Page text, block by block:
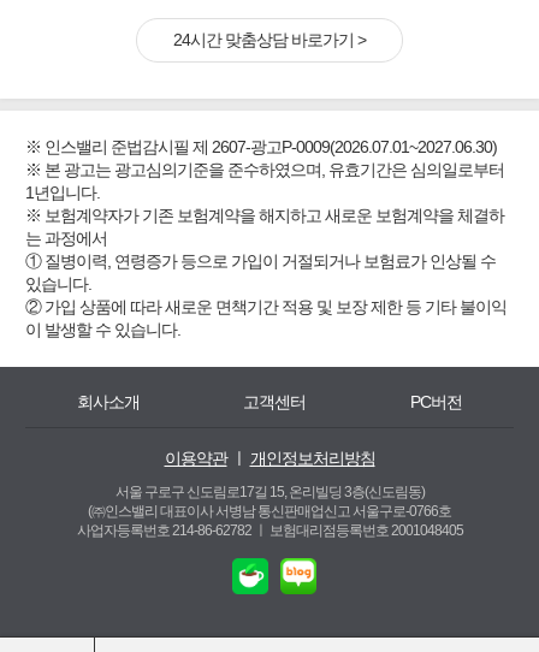
24시간 맞춤상담 바로가기 >
※ 인스밸리 준법감시필 제 2607-광고P-0009(2026.07.01~2027.06.30)
※ 본 광고는 광고심의기준을 준수하였으며, 유효기간은 심의일로부터
1년입니다.
※ 보험계약자가 기존 보험계약을 해지하고 새로운 보험계약을 체결하
는 과정에서
① 질병이력, 연령증가 등으로 가입이 거절되거나 보험료가 인상될 수
있습니다.
② 가입 상품에 따라 새로운 면책기간 적용 및 보장 제한 등 기타 불이익
이 발생할 수 있습니다.
회사소개 고객센터 PC버전
이용약관ㅣ 개인정보처리방침
서울 구로구 신도림로17길 15, 온리빌딩 3층(신도림동)
(㈜인스밸리 대표이사 서병남 통신판매업신고 서울구로-0766호
사업자등록번호 214-86-62782 ㅣ
보험대리점등록번호 2001048405